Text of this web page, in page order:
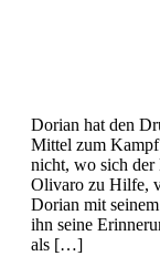
Dorian hat den
Mittel zum
nicht, wo sich der
Olivaro zu Hilfe,
Dorian mit
ihn seine
als […]